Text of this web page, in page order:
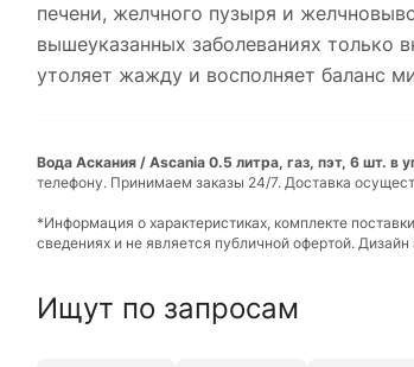
печени, желчного пузыря и
вышеуказанных заболеваниях только
утоляет жажду и восполняет баланс
Вода Аскания / Ascania 0.5 литра, газ, пэт, 6 шт. в
телефону. Принимаем заказы 24/7. Доставка
*Информация о характеристиках, комплекте
сведениях и не является публичной офертой.
Ищут по запросам